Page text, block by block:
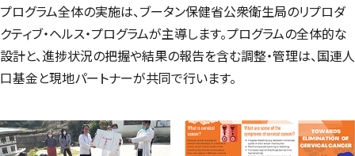
プログラム全体の実施は、ブータン保健省公衆衛生局のリプロダ
クティブ・ヘルス・プログラムが主導します。プログラムの全体的な
設計と、進捗状況の把握や結果の報告を含む調整・管理は、国連人
口基金と現地パートナーが共同で行います。